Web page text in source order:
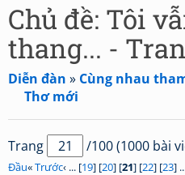
Chủ đề: Tôi
thang... -
Diễn đàn » Cùng nhau
Thơ mới
Trang /100 (1000 bài
Đầu«Trước‹ ... [19] [20] [21] [22] [23]